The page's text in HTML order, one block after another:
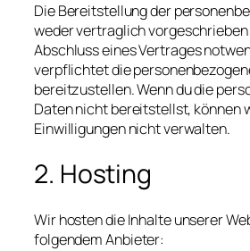
Die Bereitstellung der
weder vertraglich
Abschluss eines Vertrages
verpflichtet die
bereitzustellen. Wenn du die
Daten nicht bereitstellst, können
Einwilligungen nicht verwalten.
2. Hosting
Wir hosten die Inhalte unserer
folgendem Anbieter: